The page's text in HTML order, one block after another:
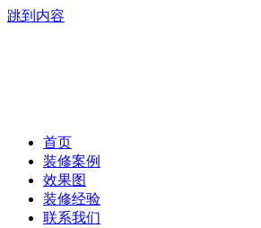
跳到内容
首页
装修案例
效果图
装修经验
联系我们